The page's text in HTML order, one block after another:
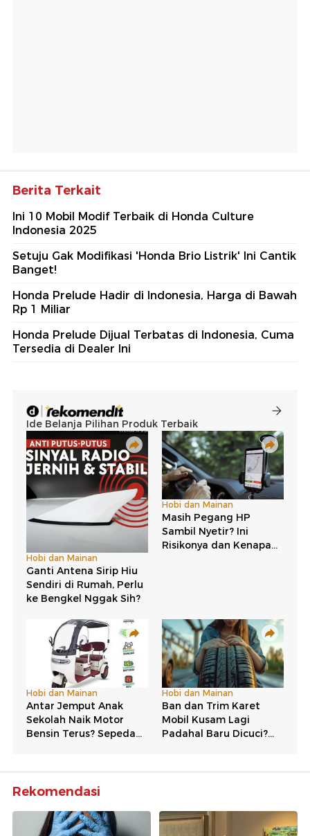
Berita Terkait
Ini 10 Mobil Modif Terbaik di Honda Culture
Indonesia 2025
Setuju Gak Modifikasi 'Honda Brio Listrik' Ini Cantik
Banget!
Honda Prelude Hadir di Indonesia, Harga di Bawah
Rp 1 Miliar
Honda Prelude Dijual Terbatas di Indonesia, Cuma
Tersedia di Dealer Ini
Rekomendasi